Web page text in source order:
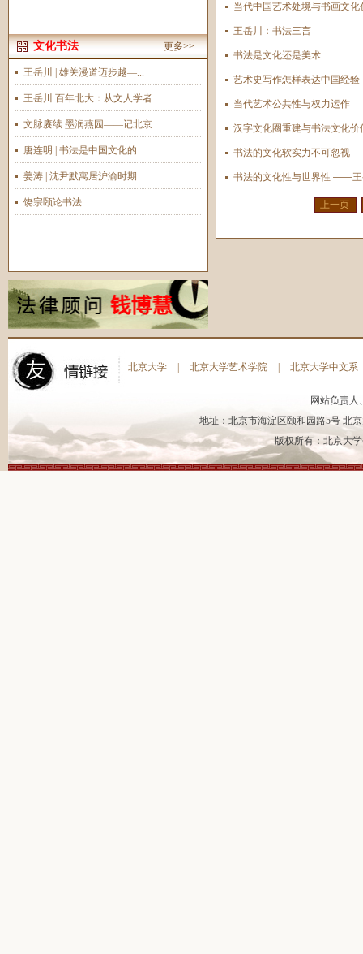
文化书法 更多>>
王岳川 | 雄关漫道迈步越—...
王岳川 百年北大：从文人学者...
文脉赓续 墨润燕园——记北京...
唐连明 | 书法是中国文化的...
姜涛 | 沈尹默寓居沪渝时期...
饶宗颐论书法
当代中国艺术处境与书画文化
王岳川：书法三言
书法是文化还是美术
艺术史写作怎样表达中国经验
当代艺术公共性与权力运作
汉字文化圈重建与书法文化
书法的文化软实力不可忽视
书法的文化性与世界性 ——王
上一页
北京大学 北京大学艺术学院 北京大学中文系
网站负责
地址：北京市海淀区颐和园路5号 北
版权所有：北京大